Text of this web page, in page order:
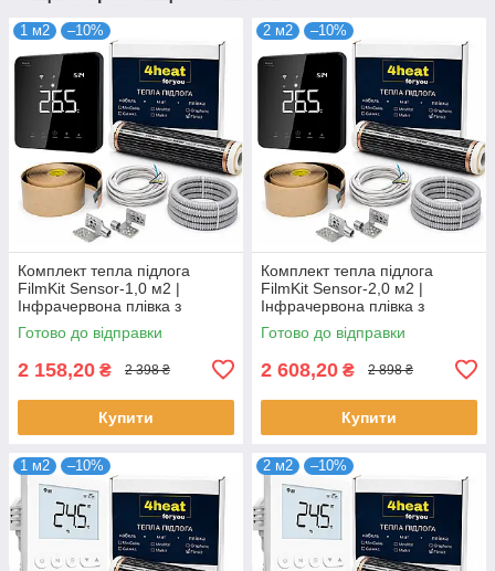
1 м2 –10%
Комплект тепла підлога
FilmKit Sensor-1,0 м2 |
Інфрачервона плівка з
терморегулятором 4HEAT
Готово до відправки
2 158,20 ₴ 2 398 ₴
Купити
2 м2 –10%
Комплект тепла підлога
FilmKit Sensor-2,0 м2 |
Інфрачервона плівка з
терморегулятором 4HEAT
Готово до відправки
2 608,20 ₴ 2 898 ₴
Купити
1 м2 –10% 2 м2 –10%